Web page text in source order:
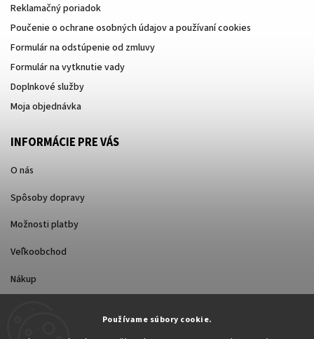
Používame súbory cookie.
Reklamačný poriadok
Poučenie o ochrane osobných údajov a používaní cookies
Formulár na odstúpenie od zmluvy
Formulár na vytknutie vady
Doplnkové služby
Moja objednávka
INFORMÁCIE PRE VÁS
O nás
Spôsoby dopravy
Možnosti platby
Veľkoobchod
Nákup